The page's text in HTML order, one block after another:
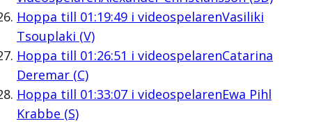
Hoppa till 01:19:49i videospelarenVasiliki
Tsouplaki (V)
Hoppa till 01:26:51 i videospelarenCatarina
Deremar (C)
Hoppa till 01:33:07i videospelarenEwa Pihl
Krabbe (S)